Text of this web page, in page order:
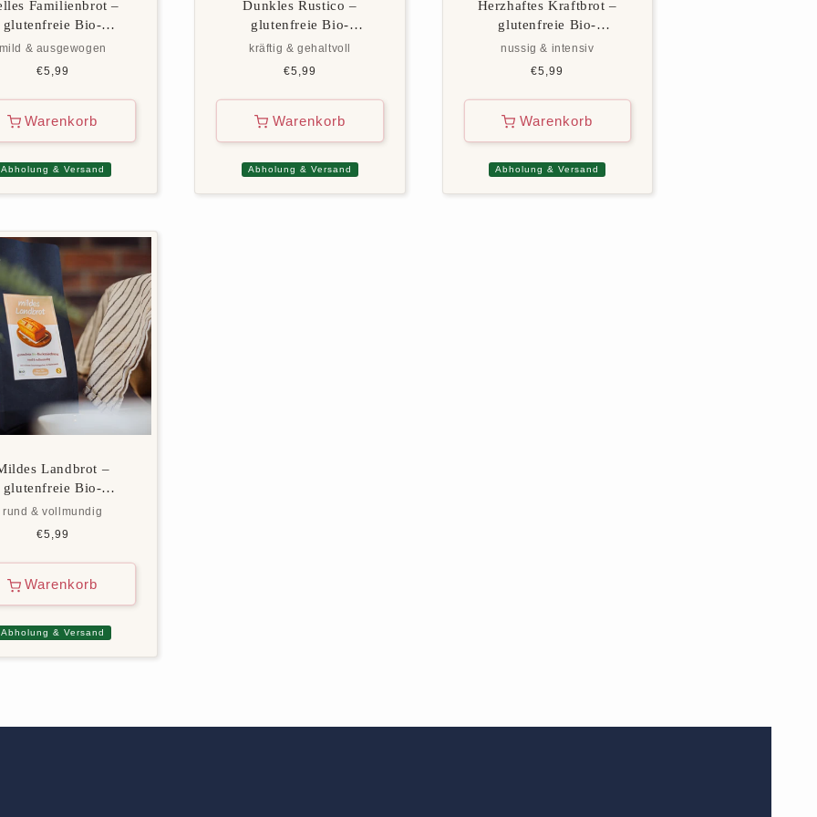
Familienbrot –
glutenfreie Bio-
Backmischung
& ausgewogen
Normaler
€5,99
Warenkorb
Abholung & Versand
Dunkles Rustico –
glutenfreie Bio-
Backmischung
kräftig & gehaltvoll
Normaler
€5,99
Warenkorb
Abholung & Versand
Herzhaftes Kraftbrot –
glutenfreie Bio-
Backmischung
nussig & intensiv
Normaler
€5,99
Warenkorb
Abholung & Versand
Landbrot –
glutenfreie Bio-
Backmischung
rund & vollmundig
Normaler
€5,99
Warenkorb
Abholung & Versand